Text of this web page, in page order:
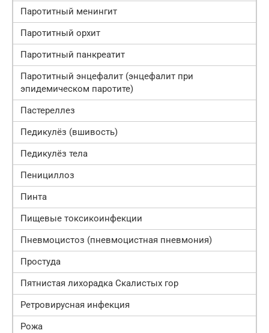
Паротитный менингит
Паротитный орхит
Паротитный панкреатит
Паротитный энцефалит (энцефалит при
эпидемическом паротите)
Пастереллез
Педикулёз (вшивость)
Педикулёз тела
Пенициллоз
Пинта
Пищевые токсикоинфекции
Пневмоцистоз (пневмоцистная пневмония)
Простуда
Пятнистая лихорадка Скалистых гор
Ретровирусная инфекция
Рожа